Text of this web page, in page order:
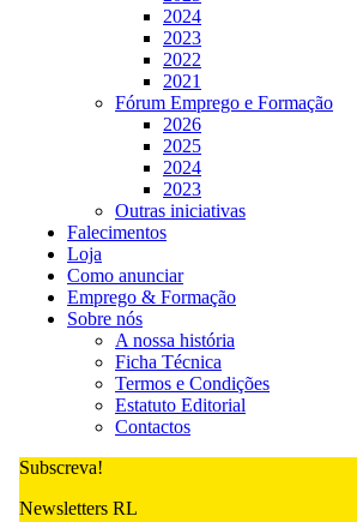
2024
2023
2022
2021
Fórum Emprego e Formação
2026
2025
2024
2023
Outras iniciativas
Falecimentos
Loja
Como anunciar
Emprego & Formação
Sobre nós
A nossa história
Ficha Técnica
Termos e Condições
Estatuto Editorial
Contactos
Subscreva!
Newsletters RL